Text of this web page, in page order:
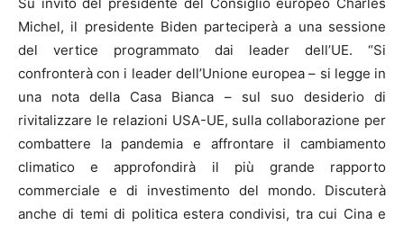
Michel, il presidente Biden parteciperà a una sessione
del vertice programmato dai leader dell’UE. “Si
confronterà con i leader dell’Unione europea – si legge in
una nota della Casa Bianca – sul suo desiderio di
rivitalizzare le relazioni USA-UE, sulla collaborazione per
combattere la pandemia e affrontare il cambiamento
climatico e approfondirà il più grande rapporto
commerciale e di investimento del mondo. Discuterà
anche di temi di politica estera condivisi, tra cui Cina e